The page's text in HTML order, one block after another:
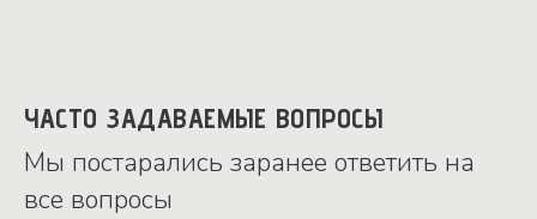
ЧАСТО ЗАДАВАЕМЫЕ ВОПРОСЫ
Мы постарались заранее ответить на
все вопросы